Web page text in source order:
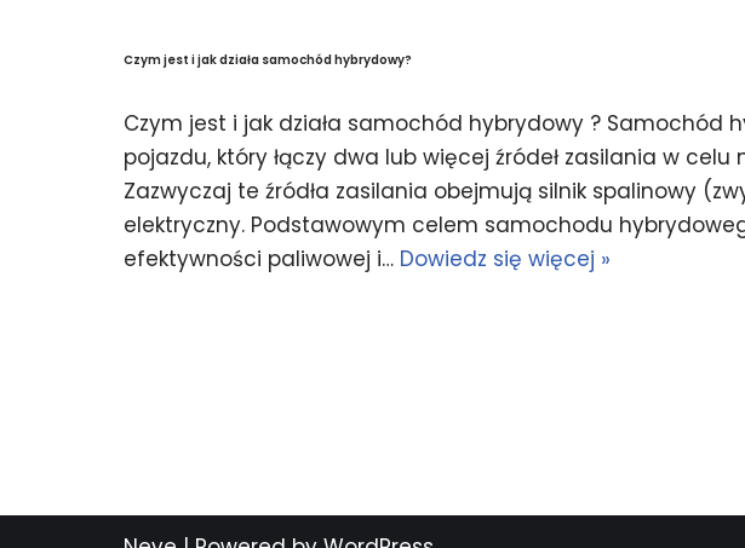
Czym jest i jak działa samochód hybrydowy?
Czym jest i jak działa samochód hybrydowy ? Samochód
pojazdu, który łączy dwa lub więcej źródeł zasilania w
Zazwyczaj te źródła zasilania obejmują silnik spalinowy
elektryczny. Podstawowym celem samochodu
efektywności paliwowej i… Dowiedz się więcej »